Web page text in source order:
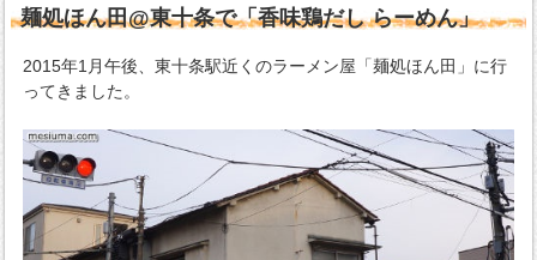
麺処ほん田@東十条で「香味鶏だし らーめん」
2015年1月午後、東十条駅近くのラーメン屋「麺処ほん田」に行
ってきました。